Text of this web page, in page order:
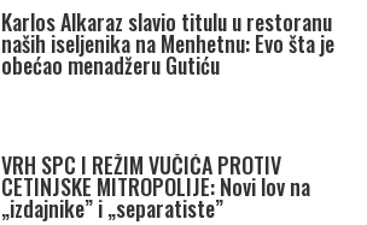
Karlos Alkaraz slavio titulu u restoranu
naših iseljenika na Menhetnu: Evo šta je
obećao menadžeru Gutiću
VRH SPC I REŽIM VUČIĆA PROTIV
CETINJSKE MITROPOLIJE: Novi lov na
„izdajnike” i „separatiste”